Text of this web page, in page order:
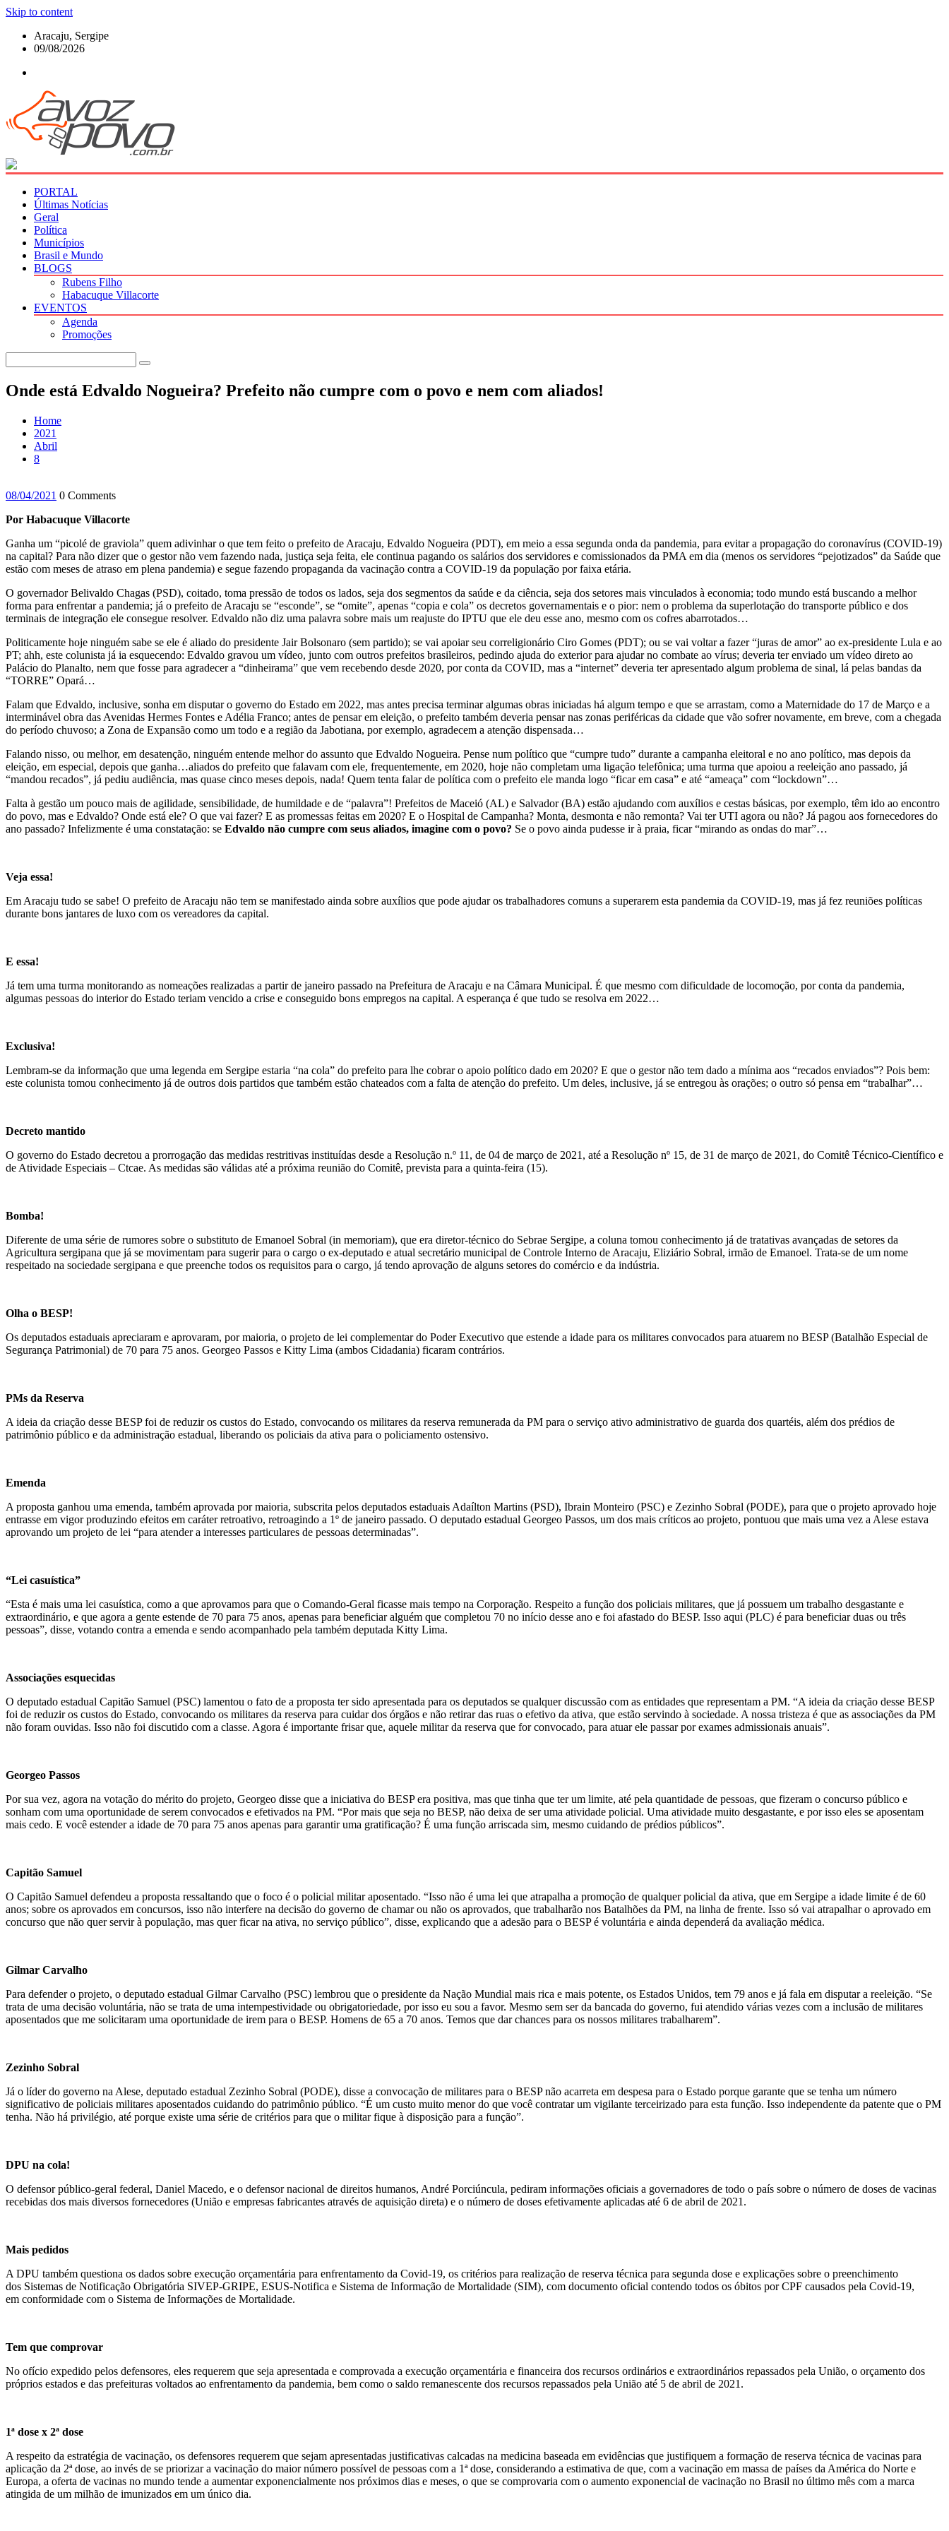
Skip to content
Aracaju, Sergipe
09/08/2026
PORTAL
Últimas Notícias
Geral
Política
Municípios
Brasil e Mundo
BLOGS
Rubens Filho
Habacuque Villacorte
EVENTOS
Agenda
Promoções
Onde está Edvaldo Nogueira? Prefeito não cumpre com o povo e nem com aliados!
Home
2021
Abril
8
08/04/2021 0 Comments
Por Habacuque Villacorte
Ganha um “picolé de graviola” quem adivinhar o que tem feito o prefeito de Aracaju, Edvaldo Nogueira (PDT), em meio a essa segunda onda da pandemia, para evitar a propagação do coronavírus (COVID-19)
na capital? Para não dizer que o gestor não vem fazendo nada, justiça seja feita, ele continua pagando os salários dos servidores e comissionados da PMA em dia (menos os servidores “pejotizados” da Saúde que
estão com meses de atraso em plena pandemia) e segue fazendo propaganda da vacinação contra a COVID-19 da população por faixa etária.
O governador Belivaldo Chagas (PSD), coitado, toma pressão de todos os lados, seja dos segmentos da saúde e da ciência, seja dos setores mais vinculados à economia; todo mundo está buscando a melhor
forma para enfrentar a pandemia; já o prefeito de Aracaju se “esconde”, se “omite”, apenas “copia e cola” os decretos governamentais e o pior: nem o problema da superlotação do transporte público e dos
terminais de integração ele consegue resolver. Edvaldo não diz uma palavra sobre mais um reajuste do IPTU que ele deu esse ano, mesmo com os cofres abarrotados…
Politicamente hoje ninguém sabe se ele é aliado do presidente Jair Bolsonaro (sem partido); se vai apoiar seu correligionário Ciro Gomes (PDT); ou se vai voltar a fazer “juras de amor” ao ex-presidente Lula e ao
PT; ahh, este colunista já ia esquecendo: Edvaldo gravou um vídeo, junto com outros prefeitos brasileiros, pedindo ajuda do exterior para ajudar no combate ao vírus; deveria ter enviado um vídeo direto ao
Palácio do Planalto, nem que fosse para agradecer a “dinheirama” que vem recebendo desde 2020, por conta da COVID, mas a “internet” deveria ter apresentado algum problema de sinal, lá pelas bandas da
“TORRE” Opará…
Falam que Edvaldo, inclusive, sonha em disputar o governo do Estado em 2022, mas antes precisa terminar algumas obras iniciadas há algum tempo e que se arrastam, como a Maternidade do 17 de Março e a
interminável obra das Avenidas Hermes Fontes e Adélia Franco; antes de pensar em eleição, o prefeito também deveria pensar nas zonas periféricas da cidade que vão sofrer novamente, em breve, com a chegada
do período chuvoso; a Zona de Expansão como um todo e a região da Jabotiana, por exemplo, agradecem a atenção dispensada…
Falando nisso, ou melhor, em desatenção, ninguém entende melhor do assunto que Edvaldo Nogueira. Pense num político que “cumpre tudo” durante a campanha eleitoral e no ano político, mas depois da
eleição, em especial, depois que ganha…aliados do prefeito que falavam com ele, frequentemente, em 2020, hoje não completam uma ligação telefônica; uma turma que apoiou a reeleição ano passado, já
“mandou recados”, já pediu audiência, mas quase cinco meses depois, nada! Quem tenta falar de política com o prefeito ele manda logo “ficar em casa” e até “ameaça” com “lockdown”…
Falta à gestão um pouco mais de agilidade, sensibilidade, de humildade e de “palavra”! Prefeitos de Maceió (AL) e Salvador (BA) estão ajudando com auxílios e cestas básicas, por exemplo, têm ido ao encontro
do povo, mas e Edvaldo? Onde está ele? O que vai fazer? E as promessas feitas em 2020? E o Hospital de Campanha? Monta, desmonta e não remonta? Vai ter UTI agora ou não? Já pagou aos fornecedores do
ano passado? Infelizmente é uma constatação: se Edvaldo não cumpre com seus aliados, imagine com o povo? Se o povo ainda pudesse ir à praia, ficar “mirando as ondas do mar”…
Veja essa!
Em Aracaju tudo se sabe! O prefeito de Aracaju não tem se manifestado ainda sobre auxílios que pode ajudar os trabalhadores comuns a superarem esta pandemia da COVID-19, mas já fez reuniões políticas
durante bons jantares de luxo com os vereadores da capital.
E essa!
Já tem uma turma monitorando as nomeações realizadas a partir de janeiro passado na Prefeitura de Aracaju e na Câmara Municipal. É que mesmo com dificuldade de locomoção, por conta da pandemia,
algumas pessoas do interior do Estado teriam vencido a crise e conseguido bons empregos na capital. A esperança é que tudo se resolva em 2022…
Exclusiva!
Lembram-se da informação que uma legenda em Sergipe estaria “na cola” do prefeito para lhe cobrar o apoio político dado em 2020? E que o gestor não tem dado a mínima aos “recados enviados”? Pois bem:
este colunista tomou conhecimento já de outros dois partidos que também estão chateados com a falta de atenção do prefeito. Um deles, inclusive, já se entregou às orações; o outro só pensa em “trabalhar”…
Decreto mantido
O governo do Estado decretou a prorrogação das medidas restritivas instituídas desde a Resolução n.º 11, de 04 de março de 2021, até a Resolução nº 15, de 31 de março de 2021, do Comitê Técnico-Científico e
de Atividade Especiais – Ctcae. As medidas são válidas até a próxima reunião do Comitê, prevista para a quinta-feira (15).
Bomba!
Diferente de uma série de rumores sobre o substituto de Emanoel Sobral (in memoriam), que era diretor-técnico do Sebrae Sergipe, a coluna tomou conhecimento já de tratativas avançadas de setores da
Agricultura sergipana que já se movimentam para sugerir para o cargo o ex-deputado e atual secretário municipal de Controle Interno de Aracaju, Eliziário Sobral, irmão de Emanoel. Trata-se de um nome
respeitado na sociedade sergipana e que preenche todos os requisitos para o cargo, já tendo aprovação de alguns setores do comércio e da indústria.
Olha o BESP!
Os deputados estaduais apreciaram e aprovaram, por maioria, o projeto de lei complementar do Poder Executivo que estende a idade para os militares convocados para atuarem no BESP (Batalhão Especial de
Segurança Patrimonial) de 70 para 75 anos. Georgeo Passos e Kitty Lima (ambos Cidadania) ficaram contrários.
PMs da Reserva
A ideia da criação desse BESP foi de reduzir os custos do Estado, convocando os militares da reserva remunerada da PM para o serviço ativo administrativo de guarda dos quartéis, além dos prédios de
patrimônio público e da administração estadual, liberando os policiais da ativa para o policiamento ostensivo.
Emenda
A proposta ganhou uma emenda, também aprovada por maioria, subscrita pelos deputados estaduais Adaílton Martins (PSD), Ibrain Monteiro (PSC) e Zezinho Sobral (PODE), para que o projeto aprovado hoje
entrasse em vigor produzindo efeitos em caráter retroativo, retroagindo a 1º de janeiro passado. O deputado estadual Georgeo Passos, um dos mais críticos ao projeto, pontuou que mais uma vez a Alese estava
aprovando um projeto de lei “para atender a interesses particulares de pessoas determinadas”.
“Lei casuística”
“Esta é mais uma lei casuística, como a que aprovamos para que o Comando-Geral ficasse mais tempo na Corporação. Respeito a função dos policiais militares, que já possuem um trabalho desgastante e
extraordinário, e que agora a gente estende de 70 para 75 anos, apenas para beneficiar alguém que completou 70 no início desse ano e foi afastado do BESP. Isso aqui (PLC) é para beneficiar duas ou três
pessoas”, disse, votando contra a emenda e sendo acompanhado pela também deputada Kitty Lima.
Associações esquecidas
O deputado estadual Capitão Samuel (PSC) lamentou o fato de a proposta ter sido apresentada para os deputados se qualquer discussão com as entidades que representam a PM. “A ideia da criação desse BESP
foi de reduzir os custos do Estado, convocando os militares da reserva para cuidar dos órgãos e não retirar das ruas o efetivo da ativa, que estão servindo à sociedade. A nossa tristeza é que as associações da PM
não foram ouvidas. Isso não foi discutido com a classe. Agora é importante frisar que, aquele militar da reserva que for convocado, para atuar ele passar por exames admissionais anuais”.
Georgeo Passos
Por sua vez, agora na votação do mérito do projeto, Georgeo disse que a iniciativa do BESP era positiva, mas que tinha que ter um limite, até pela quantidade de pessoas, que fizeram o concurso público e
sonham com uma oportunidade de serem convocados e efetivados na PM. “Por mais que seja no BESP, não deixa de ser uma atividade policial. Uma atividade muito desgastante, e por isso eles se aposentam
mais cedo. E você estender a idade de 70 para 75 anos apenas para garantir uma gratificação? É uma função arriscada sim, mesmo cuidando de prédios públicos”.
Capitão Samuel
O Capitão Samuel defendeu a proposta ressaltando que o foco é o policial militar aposentado. “Isso não é uma lei que atrapalha a promoção de qualquer policial da ativa, que em Sergipe a idade limite é de 60
anos; sobre os aprovados em concursos, isso não interfere na decisão do governo de chamar ou não os aprovados, que trabalharão nos Batalhões da PM, na linha de frente. Isso só vai atrapalhar o aprovado em
concurso que não quer servir à população, mas quer ficar na ativa, no serviço público”, disse, explicando que a adesão para o BESP é voluntária e ainda dependerá da avaliação médica.
Gilmar Carvalho
Para defender o projeto, o deputado estadual Gilmar Carvalho (PSC) lembrou que o presidente da Nação Mundial mais rica e mais potente, os Estados Unidos, tem 79 anos e já fala em disputar a reeleição. “Se
trata de uma decisão voluntária, não se trata de uma intempestividade ou obrigatoriedade, por isso eu sou a favor. Mesmo sem ser da bancada do governo, fui atendido várias vezes com a inclusão de militares
aposentados que me solicitaram uma oportunidade de irem para o BESP. Homens de 65 a 70 anos. Temos que dar chances para os nossos militares trabalharem”.
Zezinho Sobral
Já o líder do governo na Alese, deputado estadual Zezinho Sobral (PODE), disse a convocação de militares para o BESP não acarreta em despesa para o Estado porque garante que se tenha um número
significativo de policiais militares aposentados cuidando do patrimônio público. “É um custo muito menor do que você contratar um vigilante terceirizado para esta função. Isso independente da patente que o PM
tenha. Não há privilégio, até porque existe uma série de critérios para que o militar fique à disposição para a função”.
DPU na cola!
O defensor público-geral federal, Daniel Macedo, e o defensor nacional de direitos humanos, André Porciúncula, pediram informações oficiais a governadores de todo o país sobre o número de doses de vacinas
recebidas dos mais diversos fornecedores (União e empresas fabricantes através de aquisição direta) e o número de doses efetivamente aplicadas até 6 de abril de 2021.
Mais pedidos
A DPU também questiona os dados sobre execução orçamentária para enfrentamento da Covid-19, os critérios para realização de reserva técnica para segunda dose e explicações sobre o preenchimento
dos Sistemas de Notificação Obrigatória SIVEP-GRIPE, ESUS-Notifica e Sistema de Informação de Mortalidade (SIM), com documento oficial contendo todos os óbitos por CPF causados pela Covid-19,
em conformidade com o Sistema de Informações de Mortalidade.
Tem que comprovar
No ofício expedido pelos defensores, eles requerem que seja apresentada e comprovada a execução orçamentária e financeira dos recursos ordinários e extraordinários repassados pela União, o orçamento dos
próprios estados e das prefeituras voltados ao enfrentamento da pandemia, bem como o saldo remanescente dos recursos repassados pela União até 5 de abril de 2021.
1ª dose x 2ª dose
A respeito da estratégia de vacinação, os defensores requerem que sejam apresentadas justificativas calcadas na medicina baseada em evidências que justifiquem a formação de reserva técnica de vacinas para
aplicação da 2ª dose, ao invés de se priorizar a vacinação do maior número possível de pessoas com a 1ª dose, considerando a estimativa de que, com a vacinação em massa de países da América do Norte e
Europa, a oferta de vacinas no mundo tende a aumentar exponencialmente nos próximos dias e meses, o que se comprovaria com o aumento exponencial de vacinação no Brasil no último mês com a marca
atingida de um milhão de imunizados em um único dia.